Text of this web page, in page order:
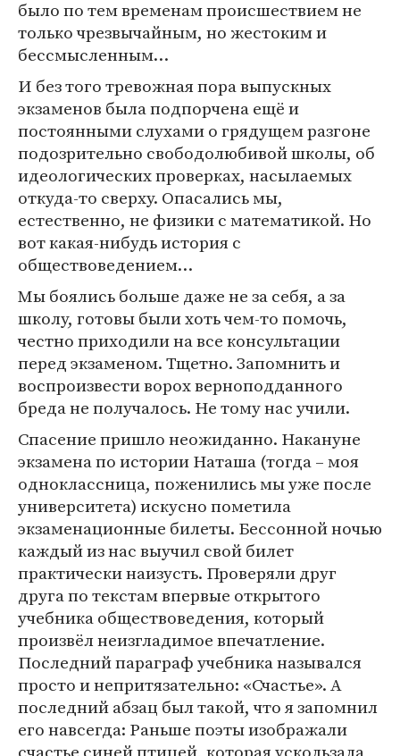
было по тем временам происшествием не
только чрезвычайным, но жестоким и
бессмысленным…
И без того тревожная пора выпускных
экзаменов была подпорчена ещё и
постоянными слухами о грядущем разгоне
подозрительно свободолюбивой школы, об
идеологических проверках, насылаемых
откуда-то сверху. Опасались мы,
естественно, не физики с математикой. Но
вот какая-нибудь история с
обществоведением…
Мы боялись больше даже не за себя, а за
школу, готовы были хоть чем-то помочь,
честно приходили на все консультации
перед экзаменом. Тщетно. Запомнить и
воспроизвести ворох верноподданного
бреда не получалось. Не тому нас учили.
Спасение пришло неожиданно. Накануне
экзамена по истории Наташа (тогда – моя
одноклассница, поженились мы уже после
университета) искусно пометила
экзаменационные билеты. Бессонной ночью
каждый из нас выучил свой билет
практически наизусть. Проверяли друг
друга по текстам впервые открытого
учебника обществоведения, который
произвёл неизгладимое впечатление.
Последний параграф учебника назывался
просто и непритязательно: «Счастье». А
последний абзац был такой, что я запомнил
его навсегда: Раньше поэты изображали